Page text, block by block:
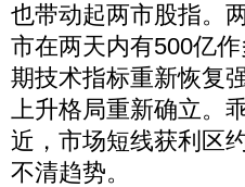
也带动起两市股指。
市在两天内有500亿
期技术指标重新恢复
上升格局重新确立。
近，市场短线获利区
不清趋势。